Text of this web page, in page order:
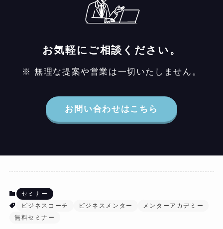
お気軽にご相談ください。
※ 無理な提案や営業は一切いたしません。
お問い合わせはこちら
セミナー
ビジネスコーチ
ビジネスメンター
メンターアカデミー
無料セミナー